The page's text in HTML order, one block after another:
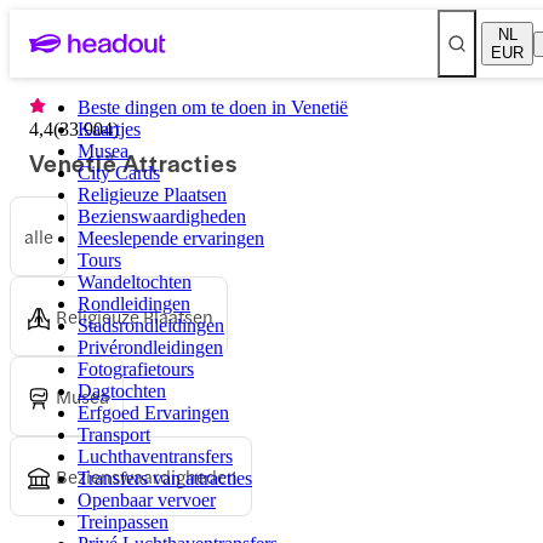
NL
EUR
Beste dingen om te doen in Venetië
Kaartjes
Musea
City Cards
Religieuze Plaatsen
Bezienswaardigheden
Meeslepende ervaringen
Tours
Wandeltochten
Rondleidingen
Stadsrondleidingen
Privérondleidingen
Fotografietours
Dagtochten
Erfgoed Ervaringen
Transport
Luchthaventransfers
Transfers van attracties
Openbaar vervoer
Treinpassen
4,4(33.904)
Venetië Attracties
alle
Religieuze Plaatsen
Musea
Bezienswaardigheden